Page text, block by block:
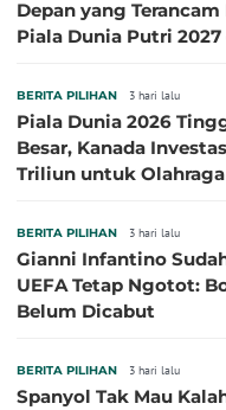
Depan yang
Piala Dunia Putri
BERITA PILIHAN 3 hari lalu
Piala Dunia 2026
Besar, Kanada
Triliun untuk Olahraga
BERITA PILIHAN 3 hari lalu
Gianni Infantino
UEFA Tetap Ngotot:
Belum Dicabut
BERITA PILIHAN 3 hari lalu
Spanyol Tak Mau